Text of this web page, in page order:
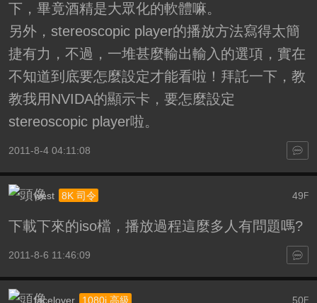
下，畢竟酒精是大眾化的軟體嘛。
另外，stereoscopic player的播放方法寫得太簡
捷有力，不過，一堆甚麼輸出輸入的選項，實在
不知道到底要怎麼設定才能看啦！拜託一下，教
教我用NVIDA的顯示卡，要怎麼設定
stereoscopic player啦。
2011-8-4 04:11:08
49F
west 8K 司令
下載下來的iso檔，播放過程這麼多人有問題嗎?
2011-8-6 11:46:09
50F
facelover 1080i 高級